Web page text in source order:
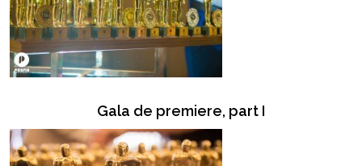
Gala de premiere, part I